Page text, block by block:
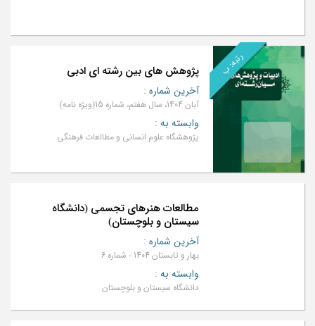
رتبه: ب پژوهش ‌های بین‌ رشته‌ ای ادبی
آخرین شماره :
آبان 1404، سال هفتم، شماره 15(ویژه نامه)
وابسته به :
پژوهشگاه علوم انسانی و مطالعات فرهنگی
مطالعات هنرهای تجسمی (دانشگاه
سیستان و بلوچستان)
آخرین شماره :
بهار و تابستان 1404 - شماره 6
وابسته به :
دانشگاه سیستان و بلوچستان